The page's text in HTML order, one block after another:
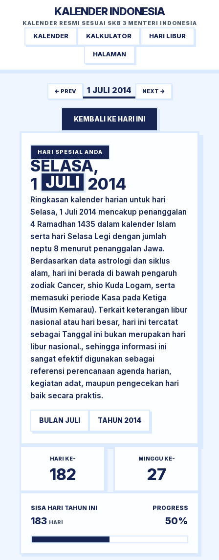
KALENDER INDONESIA
KALENDER RESMI SESUAI SKB 3 MENTERI INDONESIA
KALENDER KALKULATOR HARI LIBUR
HALAMAN
← PREV 1 JULI 2014 NEXT →
KEMBALI KE HARI INI
HARI SPESIAL ANDA
SELASA,
1 JULI 2014
Ringkasan kalender harian untuk hari
Selasa, 1 Juli 2014 mencakup penanggalan
4 Ramadhan 1435 dalam kalender Islam
serta hari Selasa Legi dengan jumlah
neptu 8 menurut penanggalan Jawa.
Berdasarkan data astrologi dan siklus
alam, hari ini berada di bawah pengaruh
zodiak Cancer, shio Kuda Logam, serta
memasuki periode Kasa pada Ketiga
(Musim Kemarau). Terkait keterangan libur
nasional atau hari besar, hari ini tercatat
sebagai Tanggal ini bukan merupakan hari
libur nasional., sehingga informasi ini
sangat efektif digunakan sebagai
referensi perencanaan agenda harian,
kegiatan adat, maupun pengecekan hari
baik secara praktis.
BULAN JULI TAHUN 2014
HARI KE-
182
MINGGU KE-
27
SISA HARI TAHUN INI
183 HARI
PROGRESS
50%